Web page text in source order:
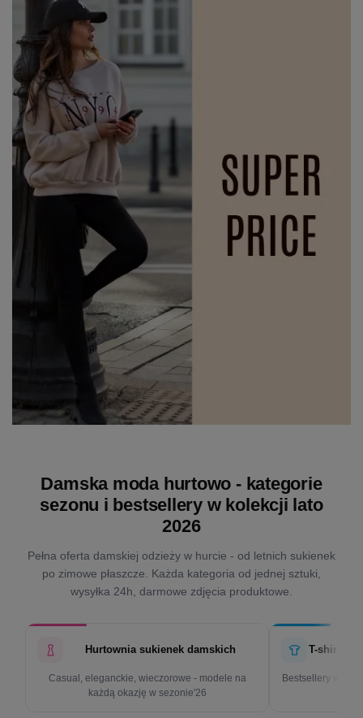
Damska moda hurtowo - kategorie
sezonu i bestsellery w kolekcji lato
2026
Pełna oferta damskiej odzieży w hurcie - od letnich sukienek
po zimowe płaszcze. Każda kategoria od jednej sztuki,
wysyłka 24h, darmowe zdjęcia produktowe.
Hurtownia sukienek damskich
Casual, eleganckie, wieczorowe - modele na
każdą okazję w sezonie'26
T-shirty
Bestsellery w